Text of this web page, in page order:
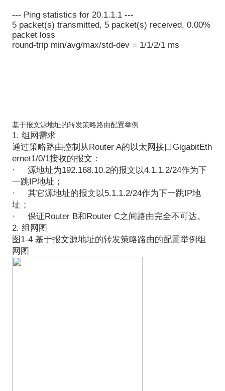
--- Ping statistics for 20.1.1.1 ---
5 packet(s) transmitted, 5 packet(s) received, 0.00%
packet loss
round-trip min/avg/max/std-dev = 1/1/2/1 ms
基于报文源地址的转发策略路由配置举例
1. 组网需求
通过策略路由控制从Router A的以太网接口GigabitEth
ernet1/0/1接收的报文：
· 源地址为192.168.10.2的报文以4.1.1.2/24作为下
一跳IP地址；
· 其它源地址的报文以5.1.1.2/24作为下一跳IP地
址；
· 保证Router B和Router C之间路由完全不可达。
2. 组网图
图1-4 基于报文源地址的转发策略路由的配置举例组
网图